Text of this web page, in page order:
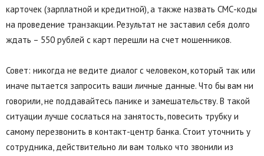
карточек (зарплатной и кредитной), а также назвать СМС-коды
на проведение транзакции. Результат не заставил себя долго
ждать – 550 рублей с карт перешли на счет мошенников.
Совет: никогда не ведите диалог с человеком, который так или
иначе пытается запросить ваши личные данные. Что бы вам ни
говорили, не поддавайтесь панике и замешательству. В такой
ситуации лучше сослаться на занятость, повесить трубку и
самому перезвонить в контакт-центр банка. Стоит уточнить у
сотрудника, действительно ли вам только что звонили из